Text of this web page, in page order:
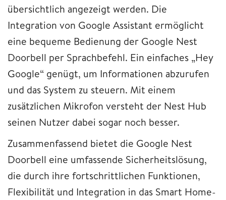
übersichtlich angezeigt werden. Die
Integration von Google Assistant ermöglicht
eine bequeme Bedienung der Google Nest
Doorbell per Sprachbefehl. Ein einfaches „Hey
Google“ genügt, um Informationen abzurufen
und das System zu steuern. Mit einem
zusätzlichen Mikrofon versteht der Nest Hub
seinen Nutzer dabei sogar noch besser.
Zusammenfassend bietet die Google Nest
Doorbell eine umfassende Sicherheitslösung,
die durch ihre fortschrittlichen Funktionen,
Flexibilität und Integration in das Smart Home-